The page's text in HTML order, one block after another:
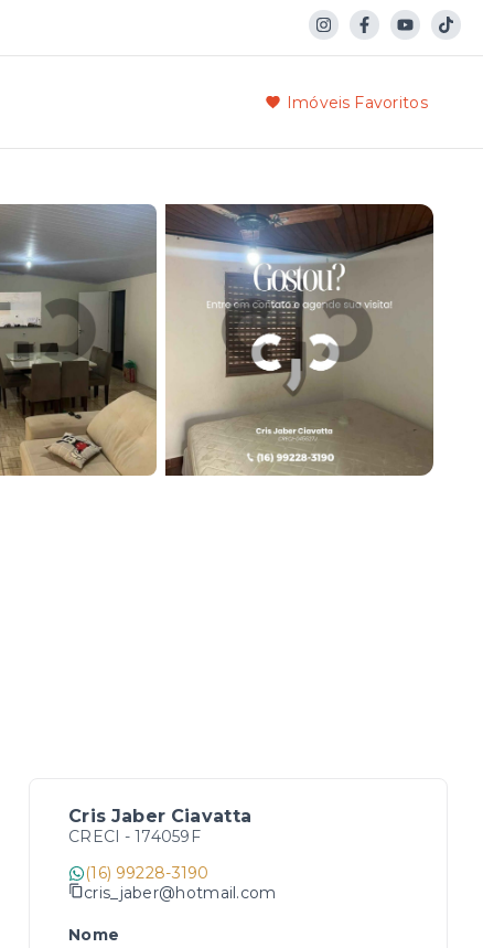
Imóveis Favoritos
Cris Jaber Ciavatta
CRECI - 174059F
(16) 99228-3190
cris_jaber@hotmail.com
Nome